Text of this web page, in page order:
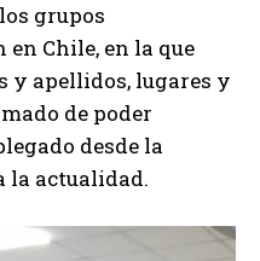
grupos
Chile, en la que
y apellidos, lugares y
de poder
desde la
actualidad.